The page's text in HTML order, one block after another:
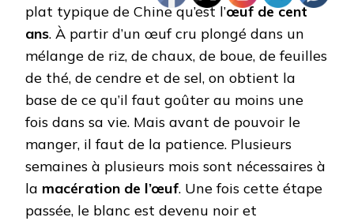
plat typique de Chine qu’est l’œuf de cent
ans. À partir d’un œuf cru plongé dans un
mélange de riz, de chaux, de boue, de feuilles
de thé, de cendre et de sel, on obtient la
base de ce qu’il faut goûter au moins une
fois dans sa vie. Mais avant de pouvoir le
manger, il faut de la patience. Plusieurs
semaines à plusieurs mois sont nécessaires à
la macération de l’œuf. Une fois cette étape
passée, le blanc est devenu noir et